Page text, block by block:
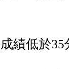
績低於